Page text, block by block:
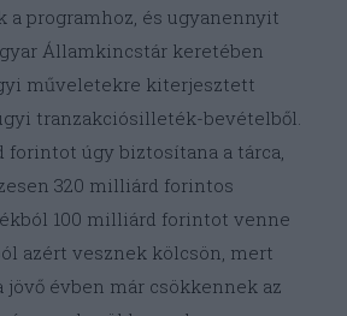
programhoz, és ugyanennyit
Államkincstár keretében
műveletekre kiterjesztett
tranzakciósilleték-bevételből.
forintot úgy biztosítana a tárca,
320 milliárd forintos
100 milliárd forintot venne
azért vesznek kölcsön, mert
évben már csökkennek az